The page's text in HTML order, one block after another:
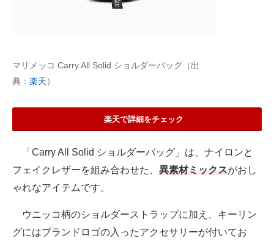
マリメッコ Carry All Solid ショルダーバッグ（出
典： 楽天）
楽天で詳細をチェック
「Carry All Solid ショルダーバッグ」は、ナイロンと
フェイクレザーを組み合わせた、 異素材ミックスがおし
ゃれなアイテムです。
ウニッコ柄のショルダーストラップに加え、キーリン
グにはブランドロゴの入ったアクセサリーが付いてお